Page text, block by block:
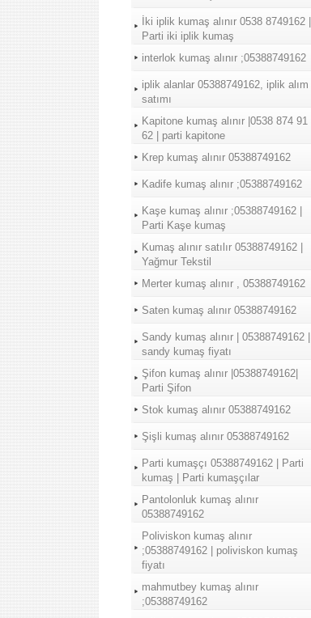
İki iplik kumaş alınır 0538 8749162 |
Parti iki iplik kumaş
interlok kumaş alınır ;05388749162
iplik alanlar 05388749162, iplik alım
satımı
Kapitone kumaş alınır |0538 874 91
62 | parti kapitone
Krep kumaş alınır 05388749162
Kadife kumaş alınır ;05388749162
Kaşe kumaş alınır ;05388749162 |
Parti Kaşe kumaş
Kumaş alınır satılır 05388749162 |
Yağmur Tekstil
Merter kumaş alınır , 05388749162
Saten kumaş alınır 05388749162
Sandy kumaş alınır | 05388749162 |
sandy kumaş fiyatı
Şifon kumaş alınır |05388749162|
Parti Şifon
Stok kumaş alınır 05388749162
Şişli kumaş alınır 05388749162
Parti kumaşçı 05388749162 | Parti
kumaş | Parti kumaşçılar
Pantolonluk kumaş alınır
05388749162
Poliviskon kumaş alınır
;05388749162 | poliviskon kumaş
fiyatı
mahmutbey kumaş alınır
;05388749162